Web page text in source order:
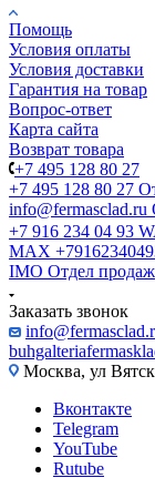
Помощь
Условия оплаты
Условия доставки
Гарантия на товар
Вопрос-ответ
Карта сайта
Возврат товара
+7 495 128 80 27
+7 495 128 80 27
info@fermasclad.ru
+7 916 234 04 93
MAX
IMO Отдел продаж
Заказать звонок
Москва, ул
Вконтакте
Telegram
YouTube
Rutube